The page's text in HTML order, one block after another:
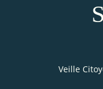
Veille